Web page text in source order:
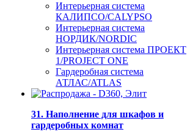
Интерьерная система
КАЛИПСО/CALYPSO
Интерьерная система
НОРДИК/NORDIC
Интерьерная система ПРОЕКТ
1/PROJECT ONE
Гардеробная система
АТЛАС/ATLAS
31. Наполнение для шкафов и
гардеробных комнат